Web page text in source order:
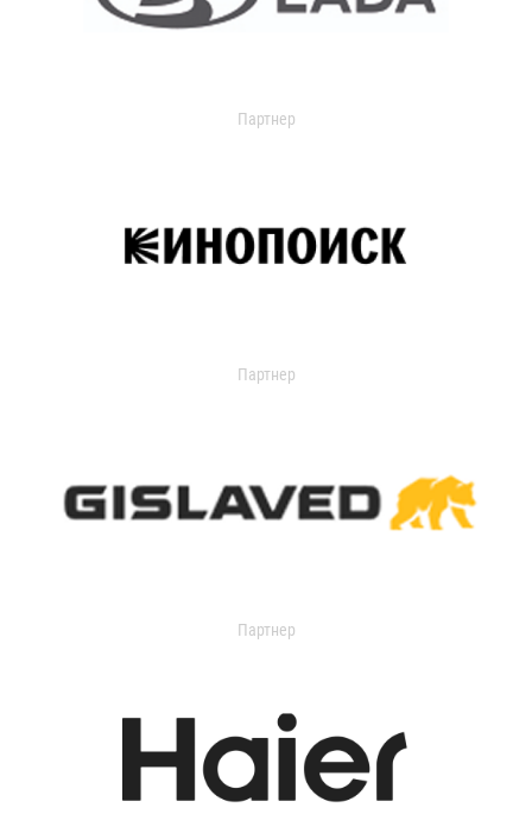
Партнер
Партнер
Партнер